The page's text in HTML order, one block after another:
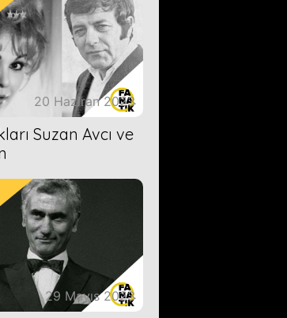
20 Haziran 2023
Suzan Avcı ve
29 Mayıs 2023